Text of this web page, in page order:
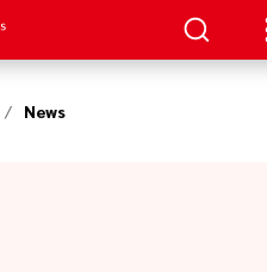
News